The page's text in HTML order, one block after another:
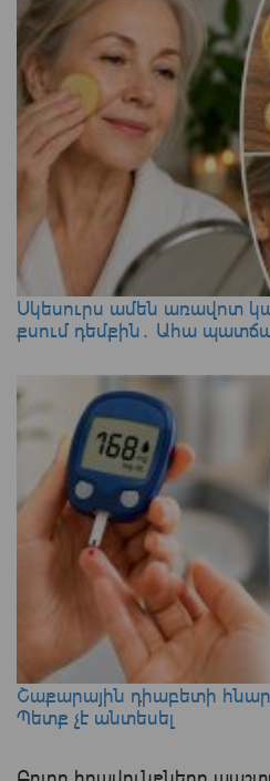
Սկեսուրս ամեն առավոտ
քսում դեմքին․ Ահա
Շաքարային դիաբետի
Պետք չէ անտեսել